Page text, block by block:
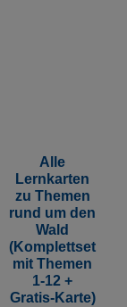
Alle
Lernkarten
zu Themen
rund um den
Wald
(Komplettset
mit Themen
1-12 +
Gratis-Karte)